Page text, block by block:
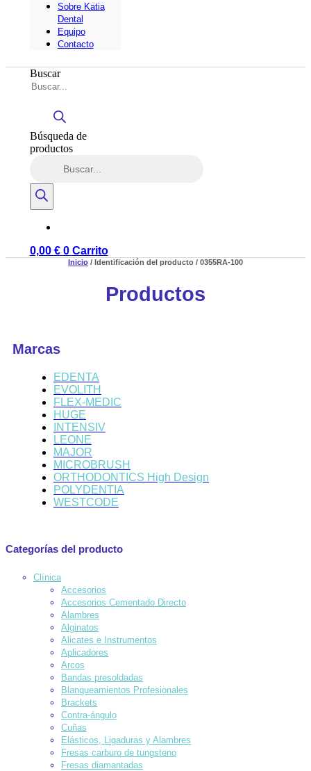
Sobre Katia
Dental
Equipo
Contacto
Buscar
Búsqueda de
productos
0,00 € 0 Carrito
Inicio / Identificación del producto / 0355RA-100
Productos
Marcas
EDENTA
EVOLITH
FLEX-MEDIC
HUGE
INTENSIV
LEONE
MAJOR
MICROBRUSH
ORTHODONTICS High Design
POLYDENTIA
WESTCODE
Categorías del producto
Clínica
Accesorios
Accesorios Cementado Directo
Alambres
Alginatos
Alicates e Instrumentos
Aplicadores
Arcos
Bandas presoldadas
Blanqueamientos Profesionales
Brackets
Contra-ángulo
Cuñas
Elásticos, Ligaduras y Alambres
Fresas carburo de tungsteno
Fresas diamantadas